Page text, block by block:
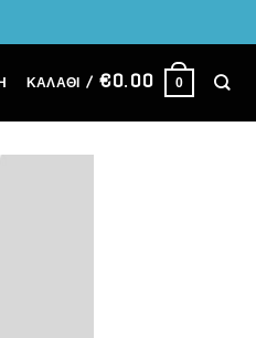
ΚΑΛΆΘΙ / €0.00 0